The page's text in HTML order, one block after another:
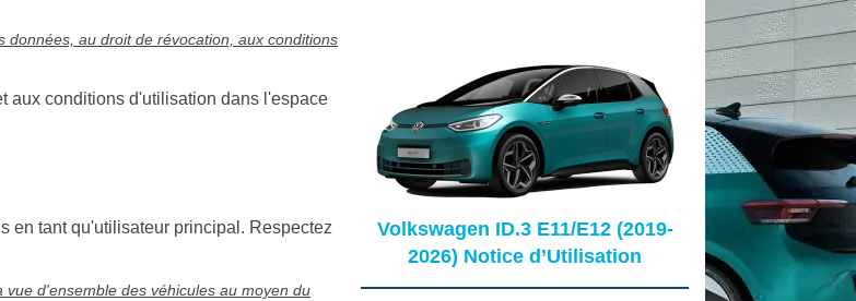
données, au droit de révocation, aux conditions
aux conditions d'utilisation dans l'espace
en tant qu'utilisateur principal. Respectez
d'ensemble des véhicules au moyen du
Volkswagen ID.3 E11/E12 (2019-
2026) Notice d’Utilisation